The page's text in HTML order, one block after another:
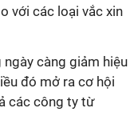
với các loại vắc xin
càng giảm hiệu
đó mở ra cơ hội
các công ty từ